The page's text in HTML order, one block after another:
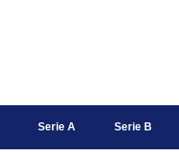
Serie A Serie B